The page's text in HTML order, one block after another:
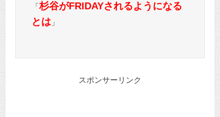
「杉谷がFRIDAYされるようになる
とは 」
スポンサーリンク